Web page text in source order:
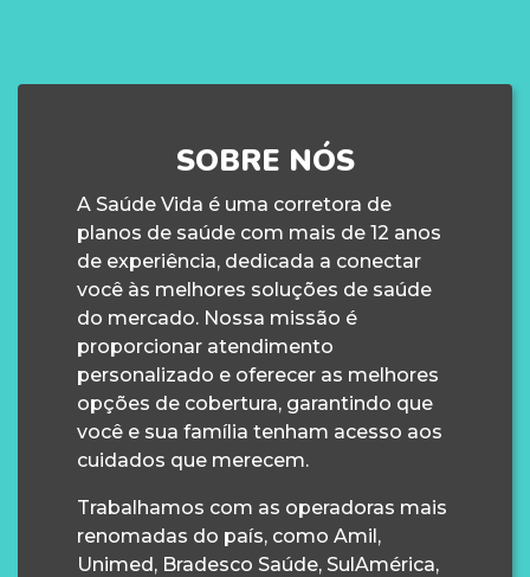
SOBRE NÓS
A Saúde Vida é uma corretora de
planos de saúde com mais de 12 anos
de experiência, dedicada a conectar
você às melhores soluções de saúde
do mercado. Nossa missão é
proporcionar atendimento
personalizado e oferecer as melhores
opções de cobertura, garantindo que
você e sua família tenham acesso aos
cuidados que merecem.
Trabalhamos com as operadoras mais
renomadas do país, como Amil,
Unimed, Bradesco Saúde, SulAmérica,